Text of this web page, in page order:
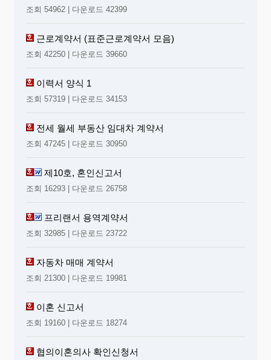
조회 54962 | 다운로드 42399
근로계약서 (표준근로계약서 모음)
조회 42250 | 다운로드 39660
이력서 양식 1
조회 57319 | 다운로드 34153
전세 월세 부동산 임대차 계약서
조회 47245 | 다운로드 30950
제10호, 혼인신고서
조회 16293 | 다운로드 26758
프리랜서 용역계약서
조회 32985 | 다운로드 23722
자동차 매매 계약서
조회 21300 | 다운로드 19981
이혼 신고서
조회 19160 | 다운로드 18274
협의이혼의사 확인신청서